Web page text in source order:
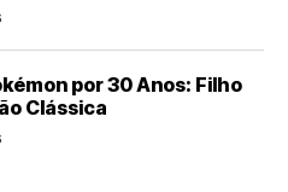
por 30 Anos: Filho
Clássica